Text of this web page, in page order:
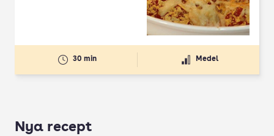
30 min Medel
Nya recept